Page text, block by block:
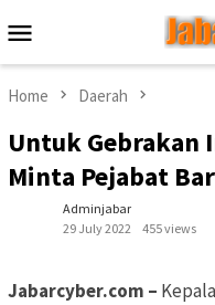
to
contentMenu
Home Daerah
Untuk Gebrakan
Minta Pejabat
Adminjabar
29 July 2022
455 views
Jabarcyber.com –